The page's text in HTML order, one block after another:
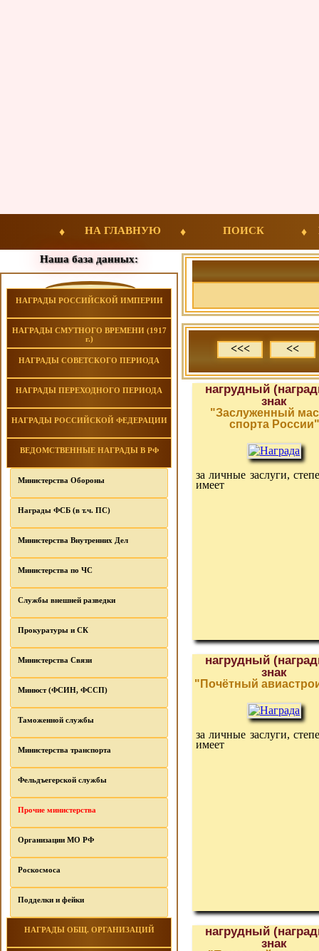
НА ГЛАВНУЮ ПОИСК
Наша база данных:
НАГРАДЫ РОССИЙСКОЙ ИМПЕРИИ
НАГРАДЫ СМУТНОГО ВРЕМЕНИ (1917
г.)
НАГРАДЫ СОВЕТСКОГО ПЕРИОДА
НАГРАДЫ ПЕРЕХОДНОГО ПЕРИОДА
НАГРАДЫ РОССИЙСКОЙ ФЕДЕРАЦИИ
ВЕДОМСТВЕННЫЕ НАГРАДЫ В РФ
Министерства Обороны
Награды ФСБ (в т.ч. ПС)
Министерства Внутренних Дел
Министерства по ЧС
Службы внешней разведки
Прокуратуры и СК
Министерства Связи
Минюст (ФСИН, ФССП)
Таможенной службы
Министерства транспорта
Фельдъегерской службы
Прочие министерства
Организации МО РФ
Роскосмоса
Подделки и фейки
НАГРАДЫ ОБЩ. ОРГАНИЗАЦИЙ
<<< <<
нагрудный
знак
"Заслуженный
спорта России"
за личные заслуги,
имеет
нагрудный
знак
"Почётный
за личные заслуги,
имеет
нагрудный
знак